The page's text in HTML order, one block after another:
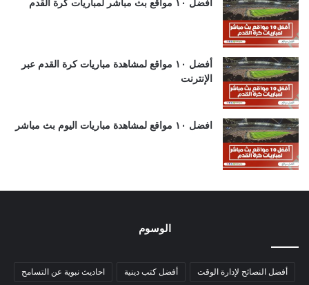
أفضل ١٠ مواقع بث مباشر لمباريات كرة القدم
أفضل ١٠ مواقع لمشاهدة مباريات كرة القدم عبر
الإنترنت
افضل ١٠ مواقع لمشاهدة مباريات اليوم بث مباشر
الوسوم
أفضل النصائح لإدارة الوقت أفضل كتب دينية احاديث نبوية عن التسامح